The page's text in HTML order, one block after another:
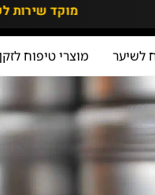
מוקד שירות
לשיער מוצרי טיפוח